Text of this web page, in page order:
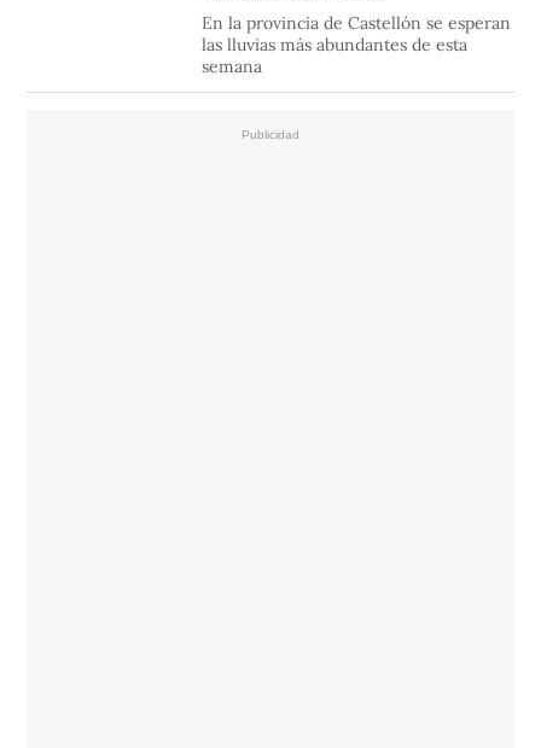
En la provincia de Castellón se esperan
las lluvias más abundantes de esta
semana